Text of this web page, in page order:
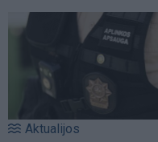
Aktualijos